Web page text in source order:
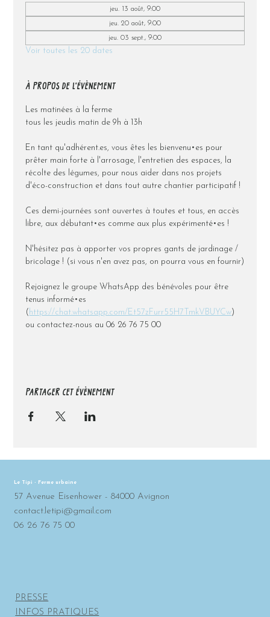
jeu. 13 août, 9:00
jeu. 20 août, 9:00
jeu. 03 sept., 9:00
Voir toutes les 20 dates
À PROPOS DE L'ÉVÈNEMENT
Les matinées à la ferme
tous les jeudis matin de 9h à 13h
En tant qu'adhérent.es, vous êtes les bienvenu•es pour
prêter main forte à l'arrosage, l'entretien des espaces, la
récolte des légumes, pour nous aider dans nos projets
d'éco-construction et dans tout autre chantier participatif !
Ces demi-journées sont ouvertes à toutes et tous, en accès
libre, aux débutant•es comme aux plus expérimenté•es !
N'hésitez pas à apporter vos propres gants de jardinage /
bricolage ! (si vous n'en avez pas, on pourra vous en fournir)
Rejoignez le groupe WhatsApp des bénévoles pour être
tenus informé•es
( https://chat.whatsapp.com/Et57zFurr55H7TmkVBUYCw)
ou contactez-nous au 06 26 76 75 00
PARTAGER CET ÉVÈNEMENT
Le Tipi - Ferme urbaine
57 Avenue Eisenhower - 84000 Avignon
contact.letipi@gmail.com
06 26 76 75 00
PRESSE
INFOS PRATIQUES